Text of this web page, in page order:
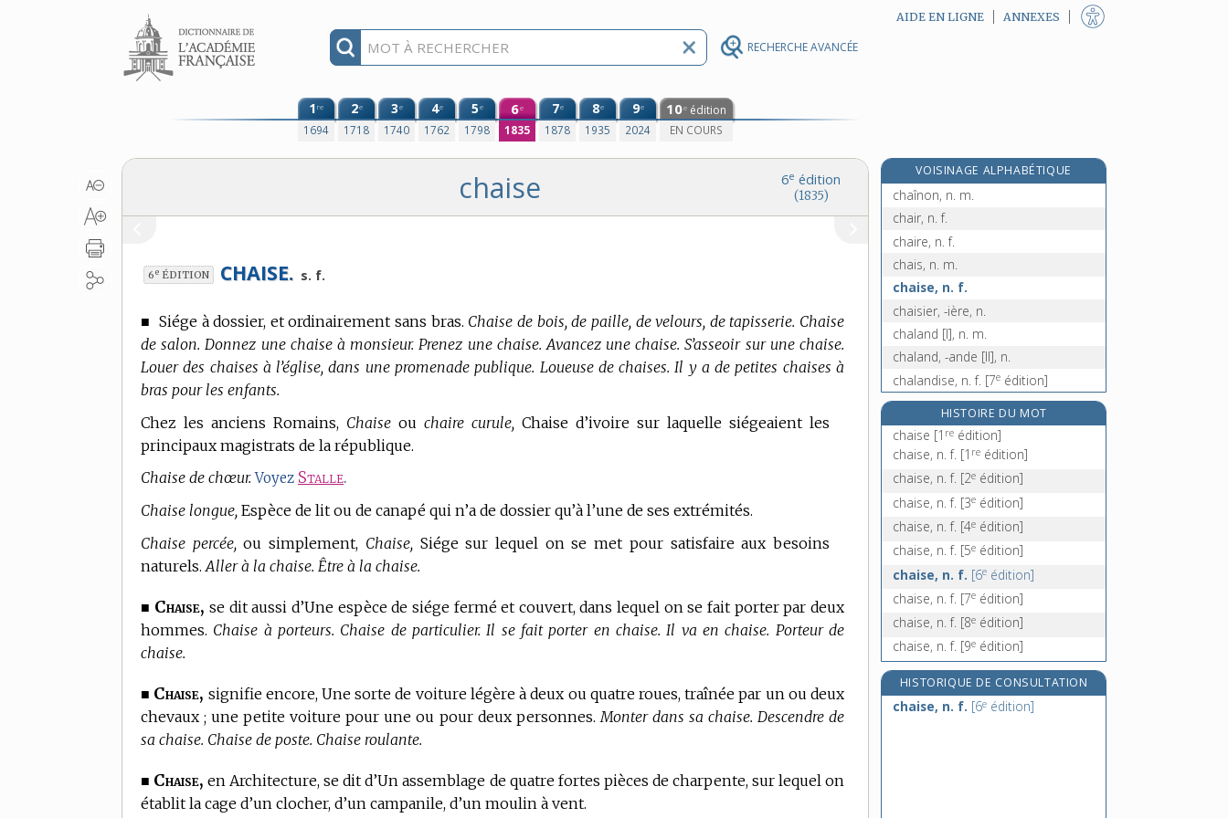
RECHERCHE AVANCÉE
Aller au contenu AIDE EN LIGNE ANNEXES
1re
1694
2e
1718
3e
1740
4e
1762
5e
1798
6e
1835
7e
1878
8e
1935
9e
2024
10e édition
EN COURS
6e édition
(1835)
chaise
6e ÉDITION CHAISE. s. f.
■ Siége à dossier, et ordinairement sans bras. Chaise de bois, de paille, de velours, de tapisserie. Chaise
de salon. Donnez une chaise à monsieur. Prenez une chaise. Avancez une chaise. S’asseoir sur une chaise.
Louer des chaises à l’église, dans une promenade publique. Loueuse de chaises. Il y a de petites chaises à
bras pour les enfants.
Chez les anciens Romains, Chaise ouchaire curule, Chaise d’ivoire sur laquelle siégeaient les
principaux magistrats de la république.
Chaise de chœur. Voyez Stalle.
Chaise longue, Espèce de lit ou de canapé qui n’a de dossier qu’à l’une de ses extrémités.
Chaise percée, ou simplement, Chaise, Siége sur lequel on se met pour satisfaire aux besoins
naturels. Aller à la chaise. Être à la chaise.
■ Chaise, se dit aussi d’Une espèce de siége fermé et couvert, dans lequel on se fait porter par deux
hommes. Chaise à porteurs. Chaise de particulier. Il se fait porter en chaise. Il va en chaise. Porteur de
chaise.
■ Chaise, signifie encore, Une sorte de voiture légère à deux ou quatre roues, traînée par un ou deux
chevaux ; une petite voiture pour une ou pour deux personnes. Monter dans sa chaise. Descendre de
sa chaise. Chaise de poste. Chaise roulante.
■ Chaise, en Architecture, se dit d’Un assemblage de quatre fortes pièces de charpente, sur lequel on
établit la cage d’un clocher, d’un campanile, d’un moulin à vent.
VOISINAGE ALPHABÉTIQUE
chaîniste, n. m.
chaînon, n. m.
chair, n. f.
chaire, n. f.
chais, n. m.
chaise, n. f.
chaisier, -ière, n.
chaland [I], n. m.
chaland, -ande [II], n.
chalandise, n. f. [7e édition]
chalastique, adj.[7eédition]
chalaze, n. f.
chalazion, n. m.
chalcité, n. m.[5 édition]
chalcographe, n. m.
HISTOIRE DU MOT
chaise [1 re édition]
chaise, n. f. [1 re édition]
chaise, n. f. [2e édition]
chaise, n. f. [3e édition]
chaise, n. f. [4e édition]
chaise, n. f. [5e édition]
chaise, n. f. [6e édition]
chaise, n. f. [7e édition]
chaise, n. f. [8e édition]
chaise, n. f. [9e édition]
HISTORIQUE DE CONSULTATION
chaise, n. f. [6e édition]